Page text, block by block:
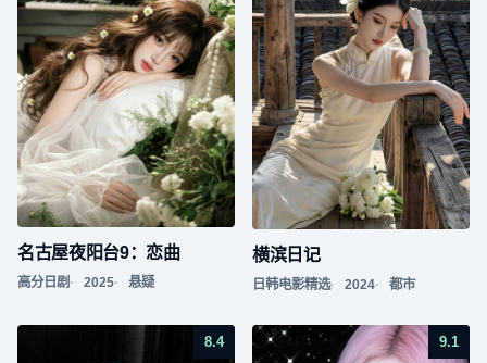
名古屋夜阳台9：恋曲
高分日剧 2025 悬疑
横滨日记
日韩电影精选 2024 都市
8.4 9.1